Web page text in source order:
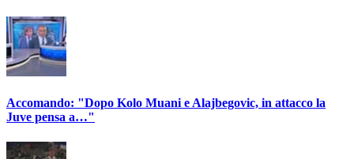
Accomando: "Dopo Kolo Muani e Alajbegovic, in attacco la
Juve pensa a…"